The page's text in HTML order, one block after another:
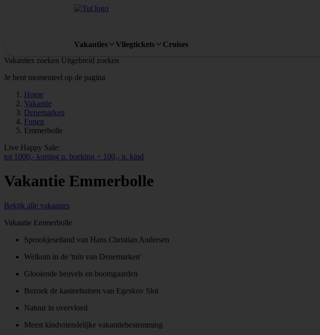
Vakanties Vliegtickets
Cruises
Vakanties zoeken Uitgebreid zoeken
Je bent momenteel op de pagina
Home
Vakantie
Denemarken
Funen
Emmerbolle
Live Happy Sale:
tot 1000,- korting p. boeking + 100,- p. kind
Vakantie Emmerbolle
Bekijk alle vakanties
Vakantie Emmerbolle
Sprookjeseiland van Hans Christian Andersen
Welkom in de 'tuin van Denemarken'
Glooiende heuvels en boomgaarden
Bezoek de kasteeltuinen van Egeskov Slot
Natuur in overvloed
Meest kindvriendelijke vakantiebestemming